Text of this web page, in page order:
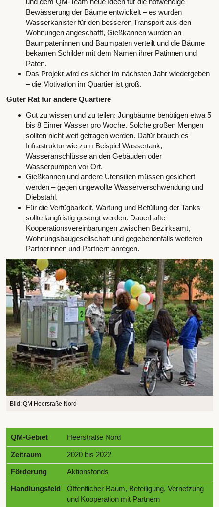
Bewässerung der Bäume entwickelt – es wurden
Wasserkanister für den besseren Transport aus den
Wohnungen angeschafft, Gießkannen wurden an
Baumpateninnen und Baumpaten verteilt und die Bäume
bekamen Schilder mit dem Namen ihrer Patinnen und
Paten.
Das Projekt wird es sicher im nächsten Jahr wiedergeben
– die Motivation im Quartier ist groß.
Guter Rat für andere Quartiere
Gut zu wissen und zu teilen: Jungbäume benötigen etwa 5
bis 8 Eimer Wasser pro Woche. Solche großen Mengen
sollten nicht weit getragen werden. Dafür brauch es
Infrastruktur wie zum Beispiel Wassertank,
Wasseranschlüsse an den Gebäuden oder
Wasserpumpen vor Ort.
Gießkannen und andere Utensilien müssen gesichert
werden – gegen ungewollte Wasserverschwendung und
Diebstahl.
Für die Verfügbarkeit, Wartung und Befüllung der Tanks
sollte langfristig gesorgt werden: Dauerhafte
Kooperationsvereinbarungen zwischen Bezirksamt,
Wohnungsbaugesellschaft und gegebenenfalls weiteren
Partnerinnen und Partnern anregen.
Bild: QM Heersraße Nord
QM-Gebiet Heerstraße Nord
Zeitraum 2020 bis 2022
Förderung Aktionsfonds
Handlungsfeld
Öffentlicher Raum, Beteiligung, Vernetzung
und Kooperation mit Partnern